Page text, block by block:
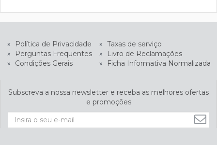
» Política de Privacidade » Taxas de serviço
»
Perguntas Frequentes »
Livro de Reclamações
»
Condições Gerais » Ficha Informativa Normalizada
Subscreva a nossa newsletter e receba as melhores ofertas
e promoções